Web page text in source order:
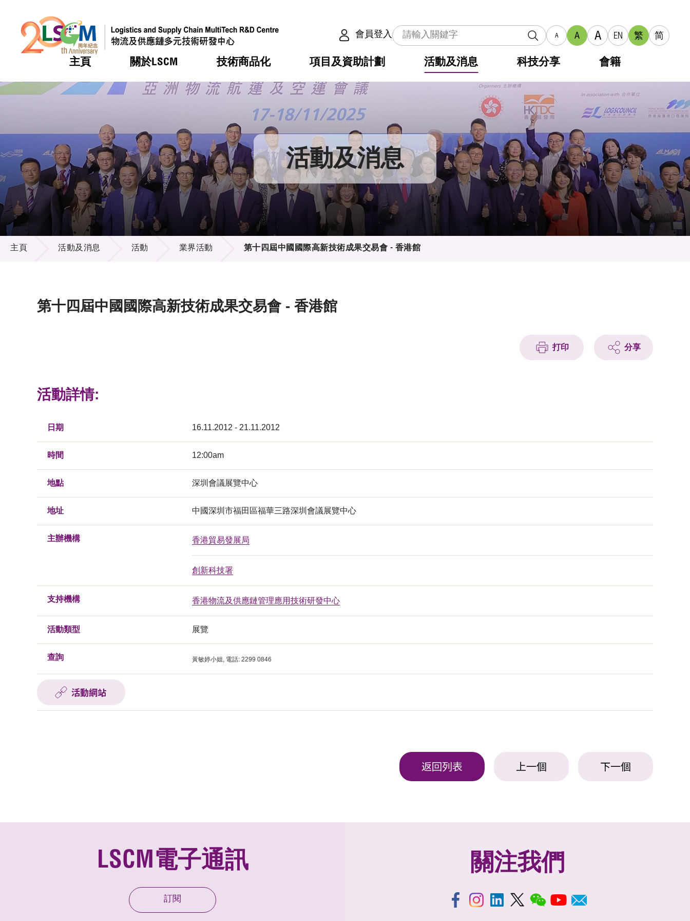
會員登入 A A A EN 繁 简
主頁 關於LSCM
熱門 機構簡介
組織架構
組織架構
董事局
研究顧問
招標通告
供應商登記
技術商品化
熱門 服務
可獲授權之技術
應用於公共服務之創新技術
重點項目
項目及資助計劃
熱門 合作計劃
資助計劃
資助計劃
稅務優惠
申請
評審
徵求研發項目計劃書
項目資料庫
活動及消息
熱門 活動
獎項
新聞中心
媒體報導
新聞稿
資訊中心
多媒體
出版刊物
科技分享 會籍
熱門 會籍及服務
會員列表
會員登入 活動及消息
活動及消息
主頁 活動及消息 活動 業界活動 第十四屆中國國際高新技術成果交易會 - 香港館
第十四屆中國國際高新技術成果交易會 - 香港館
打印 分享
活動詳情:
日期 16.11.2012 - 21.11.2012
時間 12:00am
地點 深圳會議展覽中心
地址 中國深圳市福田區福華三路深圳會議展覽中心
主辦機構 香港貿易發展局
創新科技署
支持機構 香港物流及供應鏈管理應用技術研發中心
活動類型 展覽
查詢 黃敏婷小姐, 電話: 2299 0846
活動網站
返回列表 上一個 下一個
LSCM電子通訊
訂閱
關注我們